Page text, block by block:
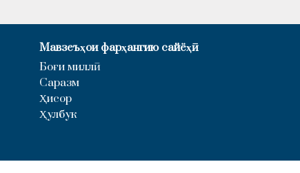
Мавзеъҳои фарҳангию сайёҳӣ
Боғи миллӣ
Саразм
Ҳисор
Ҳулбук